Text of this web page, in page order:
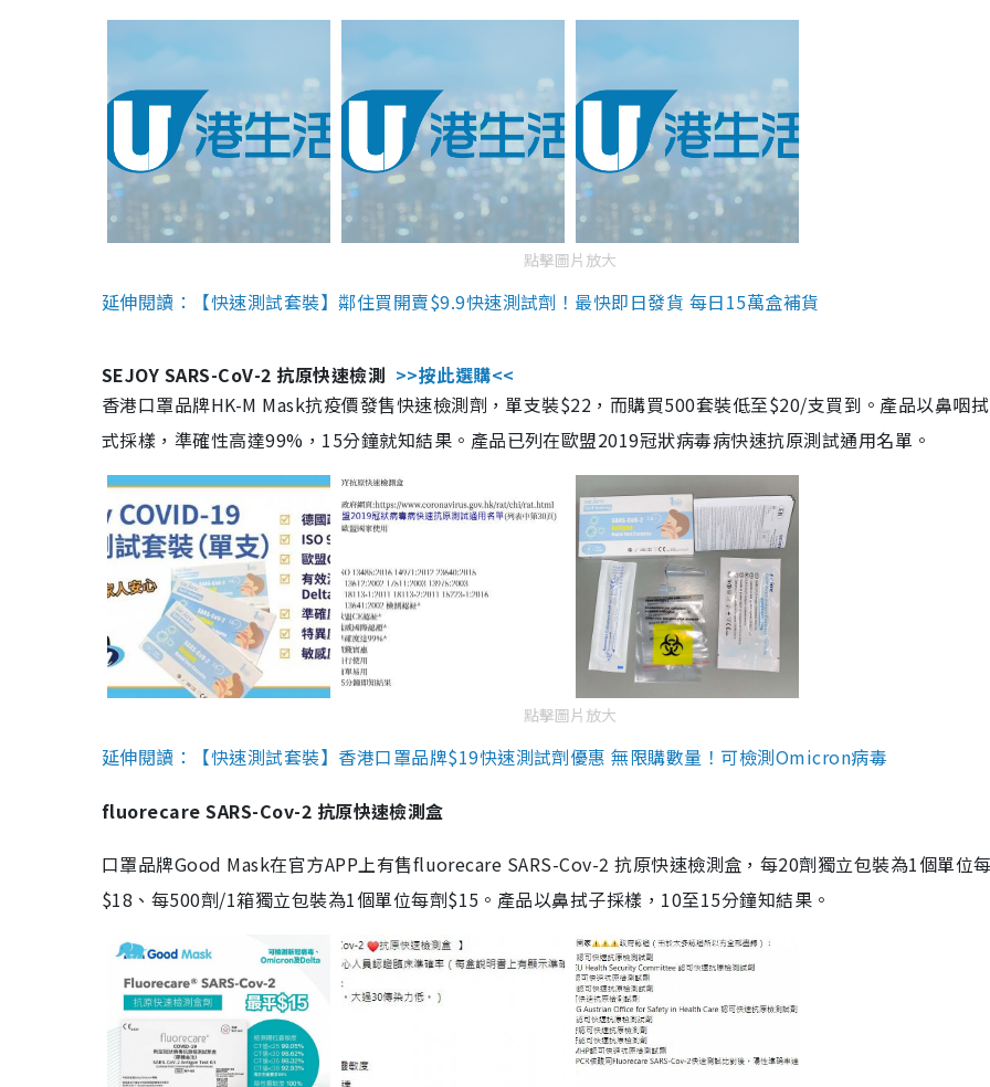
點擊圖片放大
延伸閱讀：【快速測試套裝】鄰住買開賣$9.9快速測試劑！最快即日發貨 每日15萬盒補貨
SEJOY SARS-CoV-2 抗原快速檢測 >>按此選購<<
香港口罩品牌HK-M Mask抗疫價發售快速檢測劑，單支裝$22，而購買500套裝低至$20/支買到。產品以鼻咽
式採樣，準確性高達99%，15分鐘就知結果。產品已列在歐盟2019冠狀病毒病快速抗原測試通用名單。
點擊圖片放大
延伸閱讀：【快速測試套裝】香港口罩品牌$19快速測試劑優惠 無限購數量！可檢測Omicron病毒
fluorecare SARS-Cov-2 抗原快速檢測盒
口罩品牌Good Mask在官方APP上有售fluorecare SARS-Cov-2 抗原快速檢測盒，每20劑獨立包裝為1個單位
$18、每500劑/1箱獨立包裝為1個單位每劑$15。產品以鼻拭子採樣，10至15分鐘知結果。